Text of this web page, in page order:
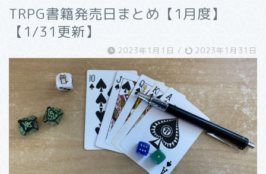
TRPG書籍発売日まとめ【1月度】
【1/31更新】
2023年1月1日 / 2023年1月31日